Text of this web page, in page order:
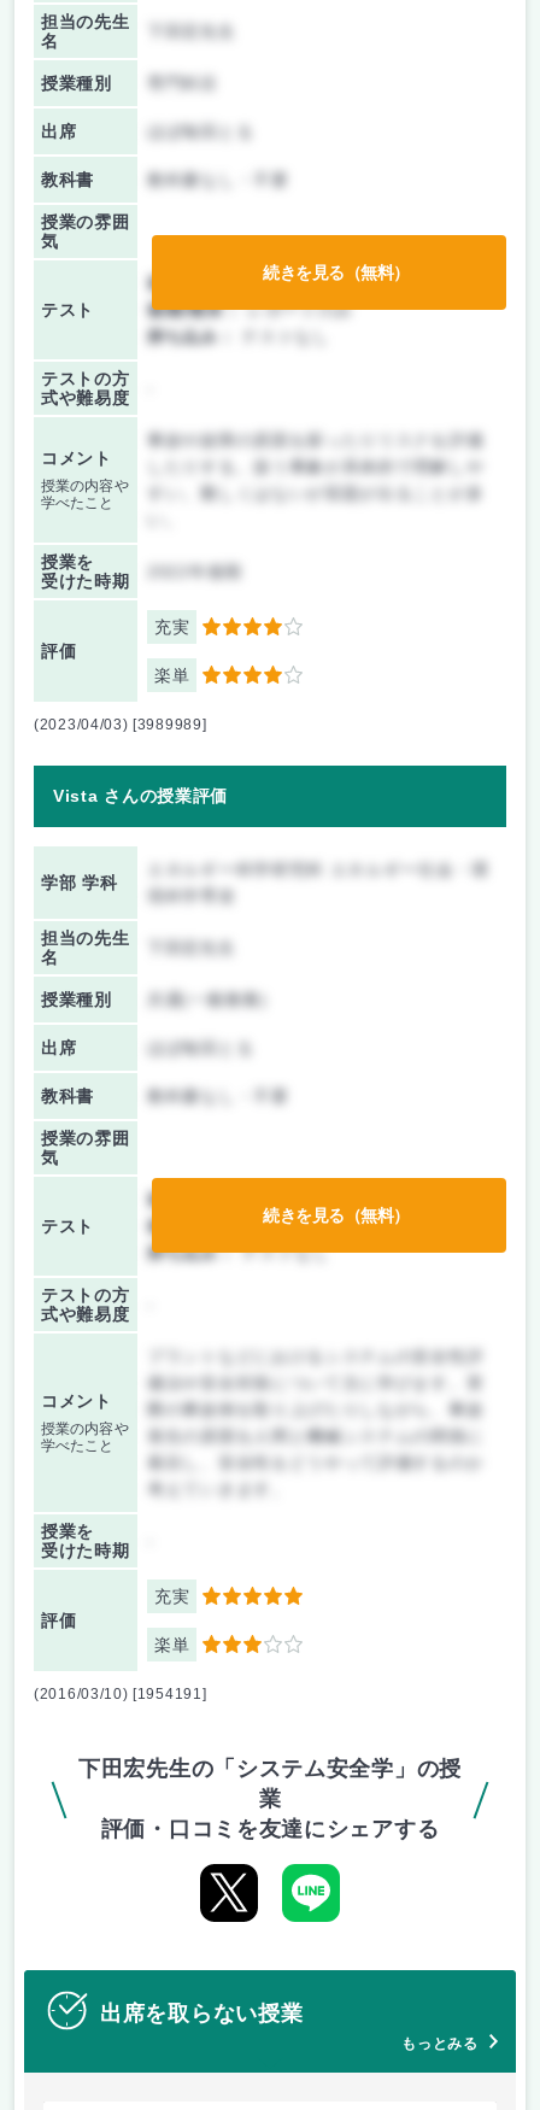
担当の先生
名
授業種別
出席 ほぼ毎回とる
教科書 教科書なし・不要
授業の雰囲
気
テスト
前期/中間：
授業無し
後期/期末：レポートのみ
持ち込み：
テストの方
式や難易度
コメント
授業の内容や
学べたこと
事故や故障の原因を探ったりリスクを評価
したりする。扱う事象が具体的で理解しや
授業を
受けた時期
2022年後期
評価
充実 4
楽単 4
続きを見る（無料）
(2023/04/03) [3989989]
Vista さんの授業評価
学部 学科
エネルギー科学研究科 エネルギー社会・環
担当の先生
名
授業種別 共通(一般教養)
出席 ほぼ毎回とる
教科書 教科書なし・不要
授業の雰囲
気
テスト
前期/中間：
後期/期末：
レポートのみ
持ち込み：テストなし
テストの方
式や難易度
コメント
授業の内容や
学べたこと
価法や安全対策について主に学びます。実
際の事故例を取り上げたりしながら、事故
発生の原因を人間と機械システムの関係に
着目し、安全性をどうやって評価するのか
授業を
受けた時期
評価
充実 5
楽単 3
続きを見る（無料）
(2016/03/10) [1954191]
下田宏先生の「システム安全学」の授
業
評価・口コミを友達にシェアする
出席を取らない授業
もっとみる